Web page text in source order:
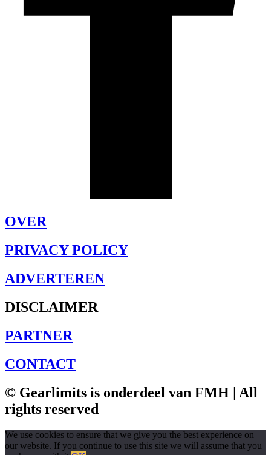
OVER
PRIVACY POLICY
ADVERTEREN
DISCLAIMER
PARTNER
CONTACT
© Gearlimits is onderdeel van FMH | All
rights reserved
We use cookies to ensure that we give you the best experience on
our website. If you continue to use this site we will assume that you